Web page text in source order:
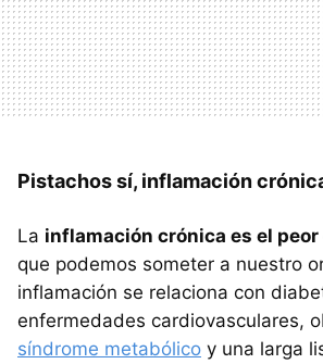
Pistachos sí, inflamación
La inflamación crónica es el
que podemos someter a nuestro
inflamación se relaciona con
enfermedades cardiovasculares,
síndrome metabólico y una larga